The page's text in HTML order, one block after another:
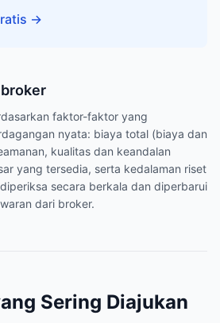
→
faktor-faktor yang
nyata: biaya total (biaya dan
kualitas dan keandalan
yang tersedia, serta kedalaman riset
secara berkala dan diperbarui
dari broker.
Sering Diajukan